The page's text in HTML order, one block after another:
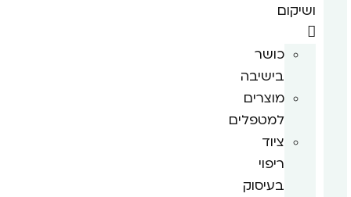
ושיקום
כושר
בישיבה
מוצרים
למטפלים
ציוד
ריפוי
בעיסוק